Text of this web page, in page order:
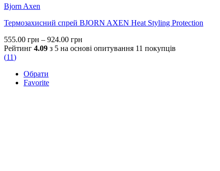
Bjorn Axen
Термозахисний спрей BJORN AXEN Heat Styling Protection
555.00 грн – 924.00 грн
range:
Рейтинг 4.09 з 5 на основі опитування 11 покупців
(11)
Обрати
Favorite